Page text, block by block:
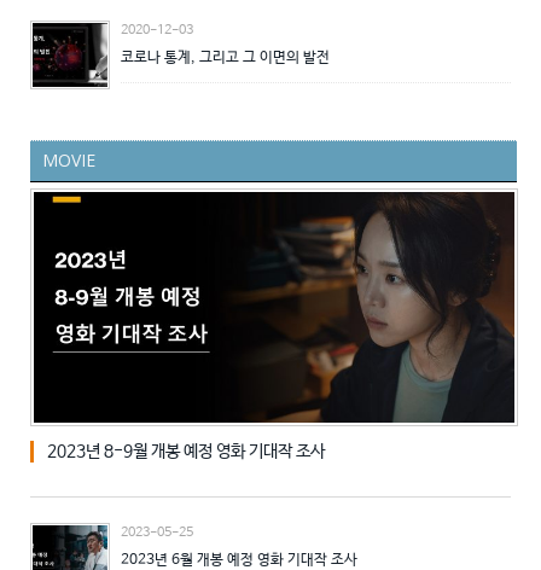
2020-12-03
코로나 통계, 그리고 그 이면의 발전
MOVIE
2023년 8-9월 개봉 예정 영화 기대작 조사
2023-05-25
2023년 6월 개봉 예정 영화 기대작 조사